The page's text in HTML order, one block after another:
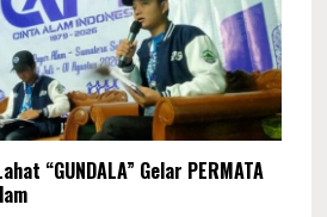
“GUNDALA” Gelar PERMATA